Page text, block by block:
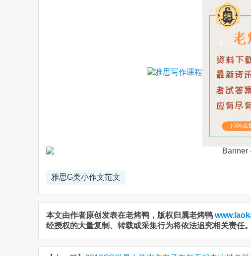
雅思G类小作文范文
本文由作者原创发表在老烤鸭，版权归属老烤鸭
经授权的大量复制、转载或采集行为将依法追究相关责任。